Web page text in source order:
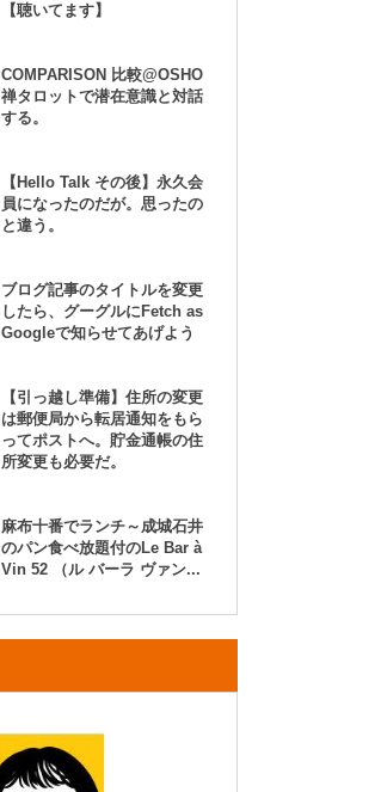
【聴いてます】
COMPARISON 比較@OSHO
禅タロットで潜在意識と対話
する。
【Hello Talk その後】永久会
員になったのだが。思ったの
と違う。
ブログ記事のタイトルを変更
したら、グーグルにFetch as
Googleで知らせてあげよう
【引っ越し準備】住所の変更
は郵便局から転居通知をもら
ってポストへ。貯金通帳の住
所変更も必要だ。
麻布十番でランチ～成城石井
のパン食べ放題付のLe Bar à
Vin 52 （ル バーラ ヴァン...